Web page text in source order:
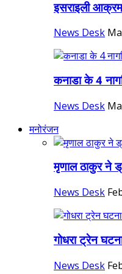
इसराइली
News Desk
कनाडा के 4
News Desk
मनोरंजन
मृणाल ठाकुर ने
News Desk
गोधरा ट्रेन
News Desk